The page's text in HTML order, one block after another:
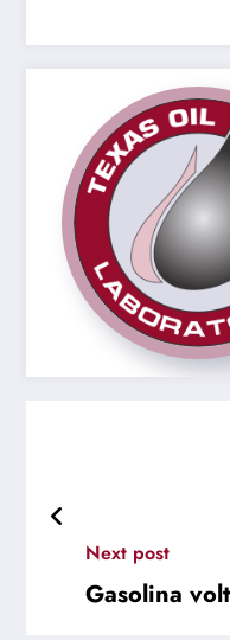
Next post
Gasolina